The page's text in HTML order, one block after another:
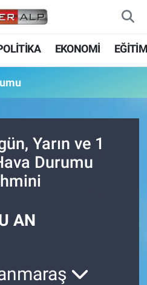
EKONOMİ
Yarın ve 1
Durumu
AN
ve Fikstür